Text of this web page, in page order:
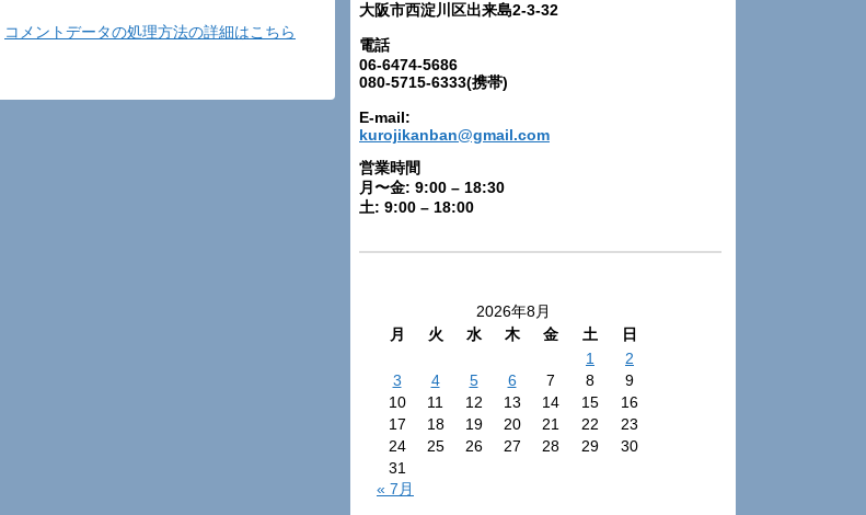
コメントデータの処理方法の詳細はこちら
大阪市西淀川区出来島2-3-32
電話
06-6474-5686
080-5715-6333(携帯)
E-mail:
kurojikanban@gmail.com
営業時間
月〜金: 9:00 – 18:30
土: 9:00 – 18:00
2026年8月
月
火 水 木 金 土
日
1
2
3
4 5 6 7 8
9
10
11 12 13 14 15
16
17
18 19 20 21 22
23
24
25 26 27 28 29
30
31
« 7月